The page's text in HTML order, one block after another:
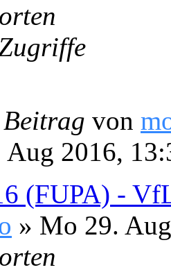
von
2016,
(FUPA) -
» Mo 29.